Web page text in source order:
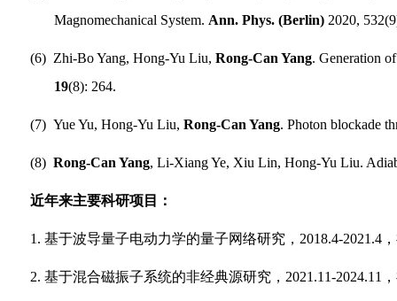
Magnomechanical System. Ann. Phys. (Berlin) 2020,
(6) Zhi-Bo Yang, Hong-Yu Liu, Rong-Can Yang. Generation
19(8): 264.
(7) Yue Yu, Hong-Yu Liu, Rong-Can Yang. Photon blockade
(8) Rong-Can Yang, Li-Xiang Ye, Xiu Lin, Hong-Yu Liu.
近年来主要科研项目：
1. 基于波导量子电动力学的量子网络研究， 2018.4-2021.4
2. 基于混合磁振子系统的非经典源研究， 2021.11-2024.11